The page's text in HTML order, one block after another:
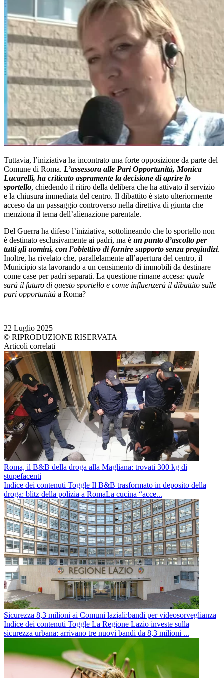
Tuttavia, l’iniziativa ha incontrato una forte opposizione da parte del
Comune di Roma. L’assessora alle Pari Opportunità, Monica
Lucarelli, ha criticato aspramente la decisione di aprire lo
sportello, chiedendo il ritiro della delibera che ha attivato il servizio
e la chiusura immediata del centro. Il dibattito è stato ulteriormente
acceso da un passaggio controverso nella direttiva di giunta che
menziona il tema dell’alienazione parentale.
Del Guerra ha difeso l’iniziativa, sottolineando che lo sportello non
è destinato esclusivamente ai padri, ma è un punto d’ascolto per
tutti gli uomini, con l’obiettivo di fornire supporto senza pregiudizi.
Inoltre, ha rivelato che, parallelamente all’apertura del centro, il
Municipio sta lavorando a un censimento di immobili da destinare
come case per padri separati. La questione rimane accesa: quale
sarà il futuro di questo sportello e come influenzerà il dibattito sulle
pari opportunità a Roma?
22 Luglio 2025
© RIPRODUZIONE RISERVATA
Articoli correlati
Roma, il B&B della droga alla Magliana: trovati 300 kg di
stupefacenti
Indice dei contenuti Toggle Il B&B trasformato in deposito della
droga: blitz della polizia a RomaLa cucina “acce...
Sicurezza 8,3 milioni ai Comuni laziali:bandi per videosorveglianza
Indice dei contenuti Toggle La Regione Lazio investe sulla
sicurezza urbana: arrivano tre nuovi bandi da 8,3 milioni ...